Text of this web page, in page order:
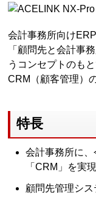
会計事務所向け
「顧問先と会計事
うコンセプトのも
CRM（顧客管理）
特長
会計事務所に
「CRM」を実現
顧問先管理シ